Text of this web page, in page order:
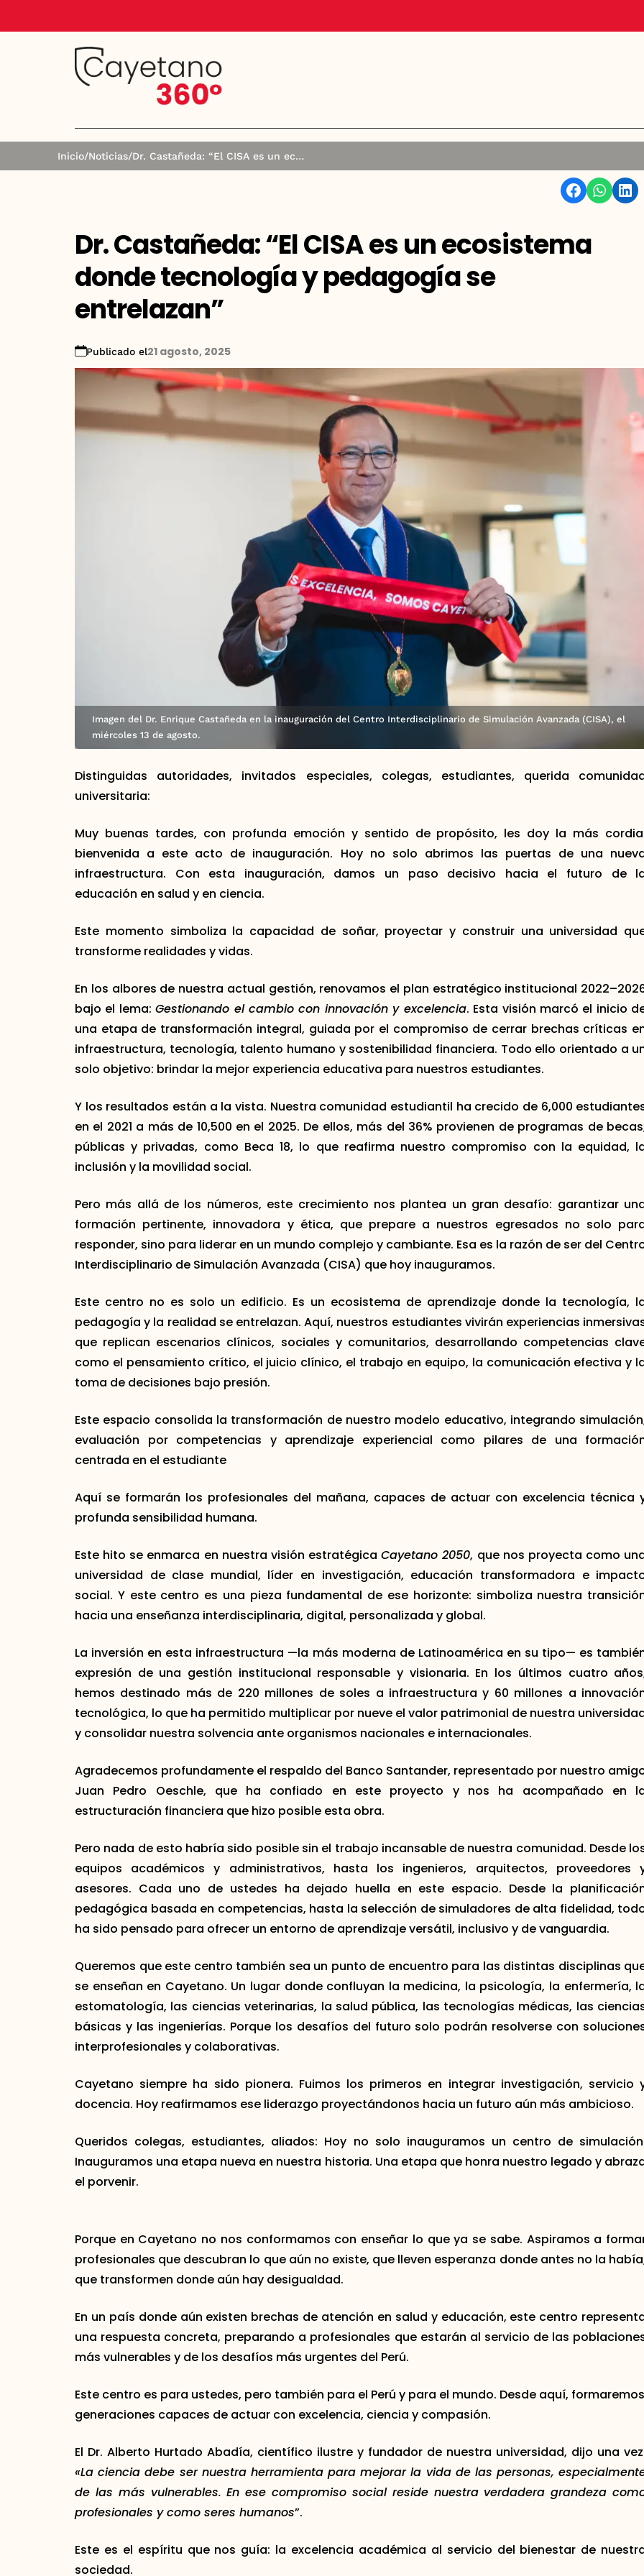
Inicio/Noticias/ Dr. Castañeda: “El CISA es un ecosistema donde tecnología y pedagogía se entrelazan”
Facebook WhatsApp Linkedin
Dr. Castañeda: “El CISA es un ecosistema
donde tecnología y pedagogía se
entrelazan”
Publicado el21 agosto, 2025
Imagen del Dr. Enrique Castañeda en la inauguración del Centro Interdisciplinario de Simulación Avanzada (CISA), el
miércoles 13 de agosto.
Distinguidas autoridades, invitados especiales, colegas, estudiantes, querida
universitaria:
Muy buenas tardes, con profunda emoción y sentido de propósito, les doy la más
bienvenida a este acto de inauguración. Hoy no solo abrimos las puertas de una
infraestructura. Con esta inauguración, damos un paso decisivo hacia el futuro de
educación en salud y en ciencia.
Este momento simboliza la capacidad de soñar, proyectar y construir una universidad
transforme realidades y vidas.
En los albores de nuestra actual gestión, renovamos el plan estratégico institucional
bajo el lema:Gestionando el cambio con innovación y excelencia. Esta visión marcó el inicio
una etapa de transformación integral, guiada por el compromiso de cerrar brechas críticas
infraestructura, tecnología, talento humano y sostenibilidad financiera. Todo ello orientado a
solo objetivo: brindar la mejor experiencia educativa para nuestros estudiantes.
Y los resultados están a la vista. Nuestra comunidad estudiantil ha crecido de 6,000
en el 2021 a más de 10,500 en el 2025. De ellos, más del 36% provienen de programas de
públicas y privadas, como Beca 18, lo que reafirma nuestro compromiso con la equidad,
inclusión y la movilidad social.
Pero más allá de los números, este crecimiento nos plantea un gran desafío: garantizar
formación pertinente, innovadora y ética, que prepare a nuestros egresados no solo
responder, sino para liderar en un mundo complejo y cambiante. Esa es la razón de ser del
Interdisciplinario de Simulación Avanzada (CISA) que hoy inauguramos.
Este centro no es solo un edificio. Es un ecosistema de aprendizaje donde la tecnología,
pedagogía y la realidad se entrelazan. Aquí, nuestros estudiantes vivirán experiencias
que replican escenarios clínicos, sociales y comunitarios, desarrollando competencias
como el pensamiento crítico, el juicio clínico, el trabajo en equipo, la comunicación efectiva y
toma de decisiones bajo presión.
Este espacio consolida la transformación de nuestro modelo educativo, integrando
evaluación por competencias y aprendizaje experiencial como pilares de una
centrada en el estudiante
Aquí se formarán los profesionales del mañana, capaces de actuar con excelencia técnica
profunda sensibilidad humana.
Este hito se enmarca en nuestra visión estratégicaCayetano 2050, que nos proyecta como
universidad de clase mundial, líder en investigación, educación transformadora e
social. Y este centro es una pieza fundamental de ese horizonte: simboliza nuestra
hacia una enseñanza interdisciplinaria, digital, personalizada y global.
La inversión en esta infraestructura —la más moderna de Latinoamérica en su tipo— es
expresión de una gestión institucional responsable y visionaria. En los últimos cuatro
hemos destinado más de 220 millones de soles a infraestructura y 60 millones a
tecnológica, lo que ha permitido multiplicar por nueve el valor patrimonial de nuestra
y consolidar nuestra solvencia ante organismos nacionales e internacionales.
Agradecemos profundamente el respaldo del Banco Santander, representado por nuestro
Juan Pedro Oeschle, que ha confiado en este proyecto y nos ha acompañado en
estructuración financiera que hizo posible esta obra.
Pero nada de esto habría sido posible sin el trabajo incansable de nuestra comunidad. Desde
equipos académicos y administrativos, hasta los ingenieros, arquitectos, proveedores
asesores. Cada uno de ustedes ha dejado huella en este espacio. Desde la
pedagógica basada en competencias, hasta la selección de simuladores de alta fidelidad,
ha sido pensado para ofrecer un entorno de aprendizaje versátil, inclusivo y de vanguardia.
Queremos que este centro también sea un punto de encuentro para las distintas disciplinas
se enseñan en Cayetano. Un lugar donde confluyan la medicina, la psicología, la enfermería,
estomatología, las ciencias veterinarias, la salud pública, las tecnologías médicas, las
básicas y las ingenierías. Porque los desafíos del futuro solo podrán resolverse con
interprofesionales y colaborativas.
Cayetano siempre ha sido pionera. Fuimos los primeros en integrar investigación, servicio
docencia. Hoy reafirmamos ese liderazgo proyectándonos hacia un futuro aún más ambicioso.
Queridos colegas, estudiantes, aliados: Hoy no solo inauguramos un centro de
Inauguramos una etapa nueva en nuestra historia. Una etapa que honra nuestro legado y
el porvenir.
Porque en Cayetano no nos conformamos con enseñar lo que ya se sabe. Aspiramos a
profesionales que descubran lo que aún no existe, que lleven esperanza donde antes no la
que transformen donde aún hay desigualdad.
En un país donde aún existen brechas de atención en salud y educación, este centro
una respuesta concreta, preparando a profesionales que estarán al servicio de las
más vulnerables y de los desafíos más urgentes del Perú.
Este centro es para ustedes, pero también para el Perú y para el mundo. Desde aquí, formaremos
generaciones capaces de actuar con excelencia, ciencia y compasión.
El Dr. Alberto Hurtado Abadía, científico ilustre y fundador de nuestra universidad, dijo una
«La ciencia debe ser nuestra herramienta para mejorar la vida de las personas,
de las más vulnerables. En ese compromiso social reside nuestra verdadera grandeza
profesionales y como seres humanos”.
Este es el espíritu que nos guía: la excelencia académica al servicio del bienestar de
sociedad.